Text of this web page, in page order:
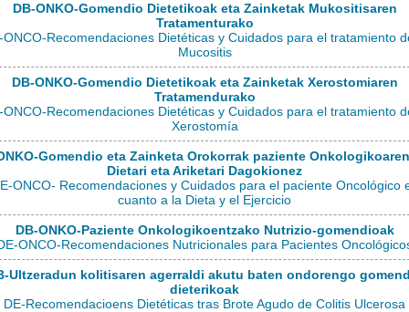
DB-ONKO-Gomendio Dietetikoak eta Zainketak Mukositisaren
Tratamenturako
ONCO-Recomendaciones Dietéticas y Cuidados para el tratamiento
Mucositis
DB-ONKO-Gomendio Dietetikoak eta Zainketak Xerostomiaren
Tratamendurako
ONCO-Recomendaciones Dietéticas y Cuidados para el tratamiento
Xerostomía
Gomendio eta Zainketa Orokorrak paziente
Dietari eta Ariketari Dagokionez
ONCO- Recomendaciones y Cuidados para el paciente Oncológico
cuanto a la Dieta y el Ejercicio
DB-ONKO-Paziente Onkologikoentzako Nutrizio-gomendioak
ONCO-Recomendaciones Nutricionales para Pacientes
Ultzeradun kolitisaren agerraldi akutu baten ondorengo
dieterikoak
DE-Recomendacioens Dietéticas tras Brote Agudo de Colitis Ulcerosa